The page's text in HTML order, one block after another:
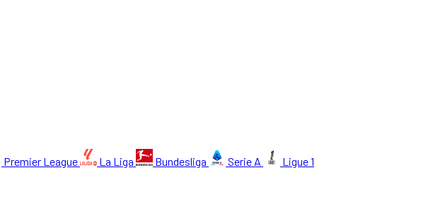
Premier League La Liga Bundesliga Serie A
Ligue 1